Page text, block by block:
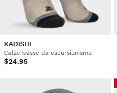
KADISHI
Calze basse da escursionismo
$24.95